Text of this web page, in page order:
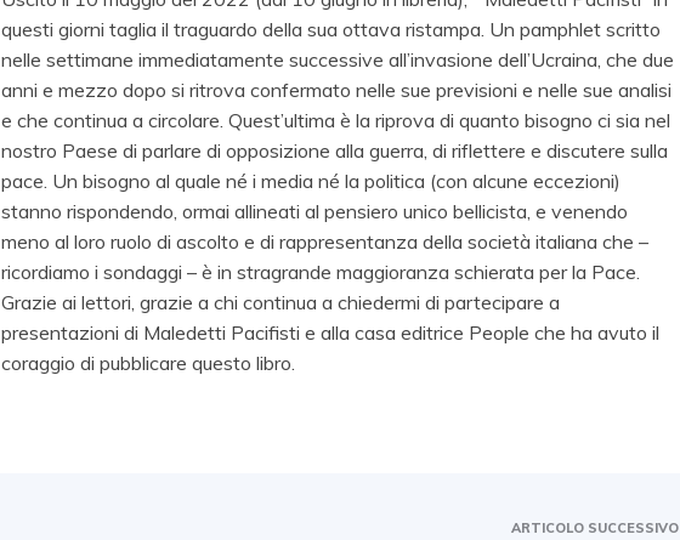
questi giorni taglia il traguardo della sua ottava ristampa. Un pamphlet scritto
nelle settimane immediatamente successive all’invasione dell’Ucraina, che due
anni e mezzo dopo si ritrova confermato nelle sue previsioni e nelle sue analisi
e che continua a circolare. Quest’ultima è la riprova di quanto bisogno ci sia nel
nostro Paese di parlare di opposizione alla guerra, di riflettere e discutere sulla
pace. Un bisogno al quale né i media né la politica (con alcune eccezioni)
stanno rispondendo, ormai allineati al pensiero unico bellicista, e venendo
meno al loro ruolo di ascolto e di rappresentanza della società italiana che –
ricordiamo i sondaggi – è in stragrande maggioranza schierata per la Pace.
Grazie ai lettori, grazie a chi continua a chiedermi di partecipare a
presentazioni di Maledetti Pacifisti e alla casa editrice People che ha avuto il
coraggio di pubblicare questo libro.
ARTICOLO SUCCESSIVO